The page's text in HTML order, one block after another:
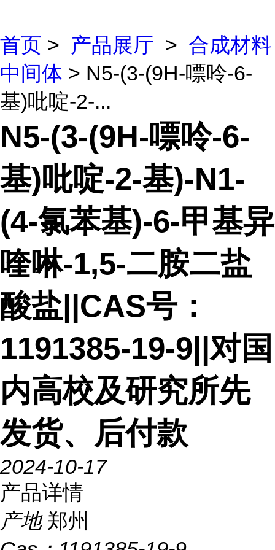
首页 > 产品展厅 > 合成材料
中间体 > N5-(3-(9H-嘌呤-6-
基)吡啶-2-...
N5-(3-(9H-嘌呤-6-
基)吡啶-2-基)-N1-
(4-氯苯基)-6-甲基异
喹啉-1,5-二胺二盐
酸盐||CAS号：
1191385-19-9||对国
内高校及研究所先
发货、后付款
2024-10-17
产品详情
产地 郑州